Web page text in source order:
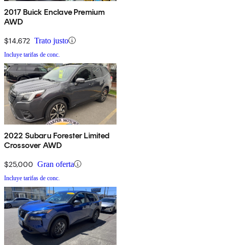
2017 Buick Enclave Premium
AWD
$14,672 Trato justo
Incluye tarifas de conc.
2022 Subaru Forester Limited
Crossover AWD
$25,000 Gran oferta
Incluye tarifas de conc.